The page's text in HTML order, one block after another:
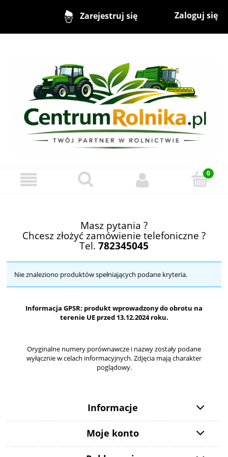
Zarejestruj się Zaloguj się
Masz pytania ?
Chcesz złożyć zamówienie telefoniczne ?
Tel. 782345045
Nie znaleziono produktów spełniających podane kryteria.
Informacja GPSR: produkt wprowadzony do obrotu na
terenie UE przed 13.12.2024 roku.
Oryginalne numery porównawcze i nazwy zostały podane
wyłącznie w celach informacyjnych. Zdjęcia mają charakter
poglądowy.
Informacje
Moje konto